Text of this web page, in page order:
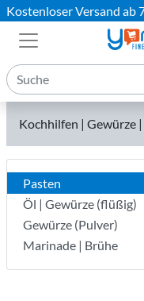
Kostenloser Versand ab
Kochhilfen | Gewürze |
Pasten
Öl | Gewürze (flüßig)
Gewürze (Pulver)
Marinade | Brühe